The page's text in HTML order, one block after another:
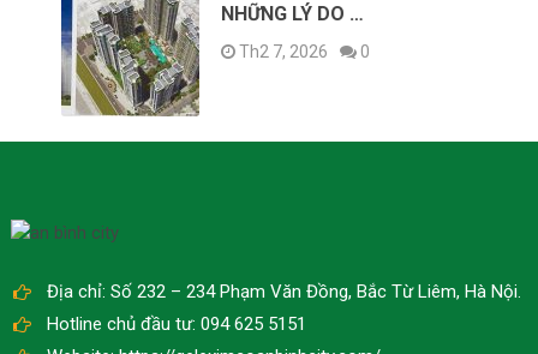
NHỮNG LÝ DO …
Th2 7, 2026 0
Địa chỉ: Số 232 – 234 Phạm Văn Đồng, Bắc Từ Liêm, Hà Nội.
Hotline chủ đầu tư: 094 625 5151